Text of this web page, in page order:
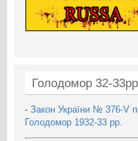
Голодомор 32-
- Закон України № 376-V
Голодомор 1932-33 рр.